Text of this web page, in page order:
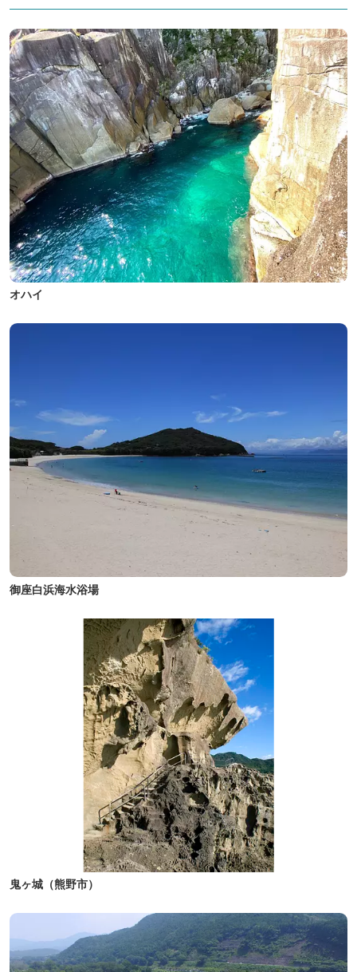
オハイ
御座白浜海水浴場
鬼ヶ城（熊野市）